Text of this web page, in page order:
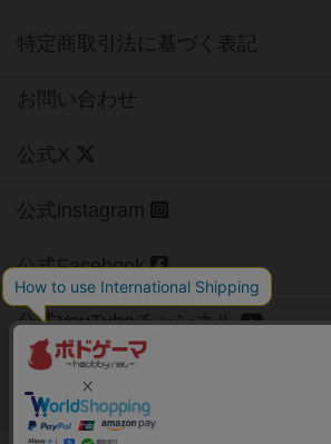
特定商取引法に基づく表記
お問い合わせ
公式X
公式instagram
公式Facebook
公式YouTubeチャンネル